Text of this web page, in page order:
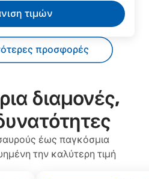
τιμών
προσφορές
διαμονές,
έως παγκόσμια
την καλύτερη τιμή